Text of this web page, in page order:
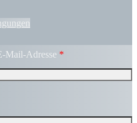
Mail-Adresse *